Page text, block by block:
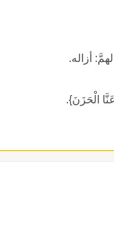
أزاله.
الْحَزَنَ}.